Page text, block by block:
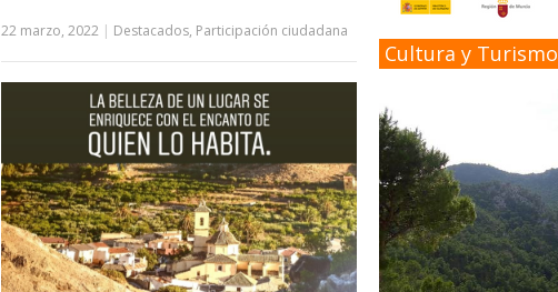
22 marzo, 2022| Destacados, Participación ciudadana
Cultura y Turismo